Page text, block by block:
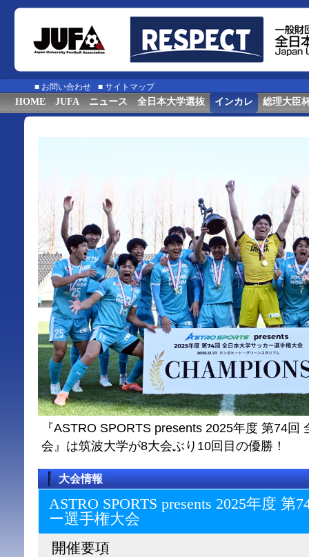
■ お問い合わせ ■ サイトマップ
HOME JUFA ニュース 全日本大学選抜 インカレ 総理大臣
『ASTRO SPORTS presents 2025年度 第74回
会』は筑波大学が8大会ぶり10回目の優勝！
大会情報
ASTRO SPORTS presents 2025年度
ー選⼿権⼤会
開催要項